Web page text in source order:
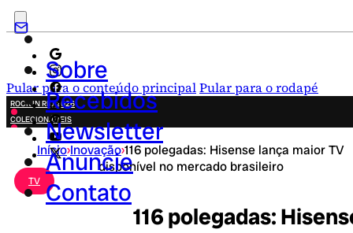
Pular para o conteúdo principalPular para o rodapé
Sobre
Recebidos
Newsletter
Anuncie
Contato
ROCK IN RIO 2026
COLECIONÁVEIS
FESTA JUNINA
NOVIDADES
CAMPANHAS CRIATIVAS
Início›Inovação›116 polegadas: Hisense lança maior TV
disponível no mercado brasileiro
TV
116 polegadas: